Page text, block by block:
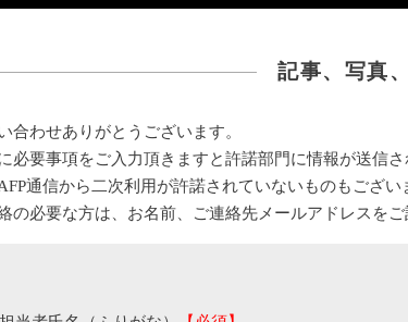
記事、写真
合わせありがとうございます。
必要事項をご入力頂きますと許諾部門に情報が送信
通信から二次利用が許諾されていないものもござい
の必要な方は、お名前、ご連絡先メールアドレスを